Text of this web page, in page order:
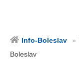
Info-Boleslav
Boleslav